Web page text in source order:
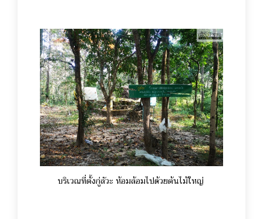
บริเวณที่ตั้งกู่ลัวะ ห้อมล้อมไปด้วยต้นไม้ใหญ่